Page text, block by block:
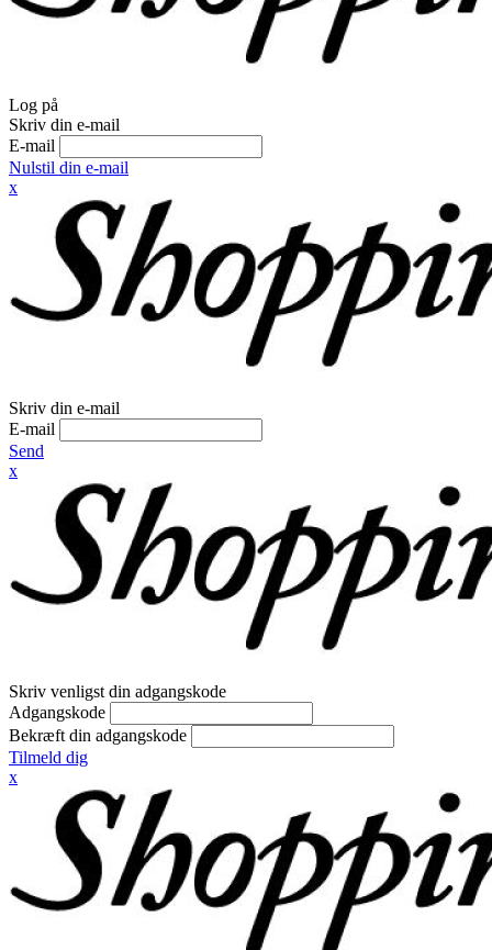
Log på
Skriv din e-mail
E-mail
Nulstil din e-mail
x
Skriv din e-mail
E-mail
Send
x
Skriv venligst din adgangskode
Adgangskode
Bekræft din adgangskode
Tilmeld dig
x